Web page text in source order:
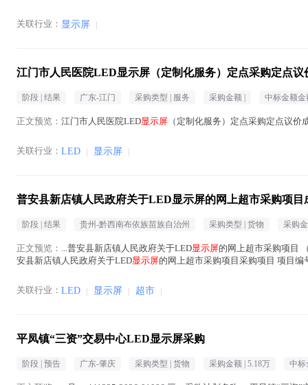
关联行业： 显示屏 |
江门市人民医院LED显示屏（定制化服务）定点采购定点议
阶段 | 结果 广东-江门 采购类型 | 服务 采购金额 | 中标金额
正文预览： 江门市人民医院LED显示屏 （定制化服务）定点采购定点议价
关联行业： LED | 显示屏 |
普安县新店镇人民政府关于LED显示屏的网上超市采购项目
阶段 | 结果 贵州-黔西南布依族苗族自治州 采购类型 | 货物 采购
正文预览： ...普安县新店镇人民政府关于LED显示屏的网上超市采购项目
安县新店镇人民政府关于LED显示屏的网上超市采购项目采购项目 项目
关联行业： LED | 显示屏 | 超市 |
平凤镇“三资”交易中心LED显示屏采购
阶段 | 预告 广东-肇庆 采购类型 | 货物 采购金额 | 5.18万 中标